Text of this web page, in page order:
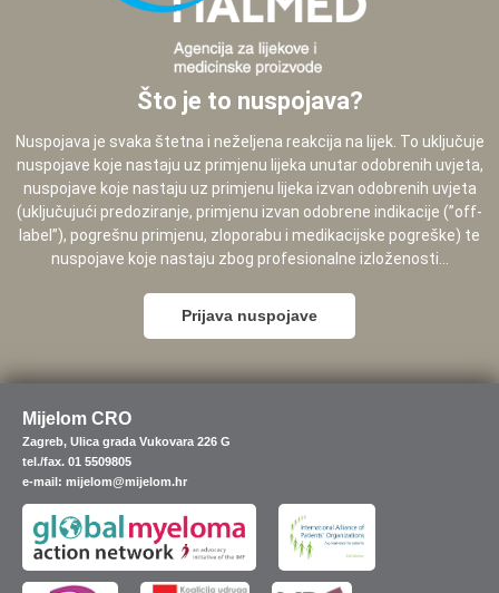
Što je to nuspojava?
Nuspojava je svaka štetna i neželjena reakcija na lijek. To uključuje
nuspojave koje nastaju uz primjenu lijeka unutar odobrenih uvjeta,
nuspojave koje nastaju uz primjenu lijeka izvan odobrenih uvjeta
(uključujući predoziranje, primjenu izvan odobrene indikacije (”off-
label”), pogrešnu primjenu, zloporabu i medikacijske pogreške) te
nuspojave koje nastaju zbog profesionalne izloženosti...
Prijava nuspojave
Mijelom CRO
Zagreb, Ulica grada Vukovara 226 G
tel./fax. 01 5509805
e-mail: mijelom@mijelom.hr